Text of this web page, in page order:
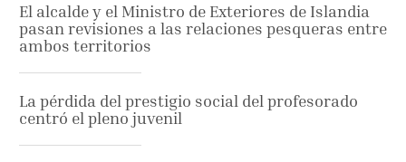
El alcalde y el Ministro de Exteriores de Islandia
pasan revisiones a las relaciones pesqueras entre
ambos territorios
La pérdida del prestigio social del profesorado
centró el pleno juvenil